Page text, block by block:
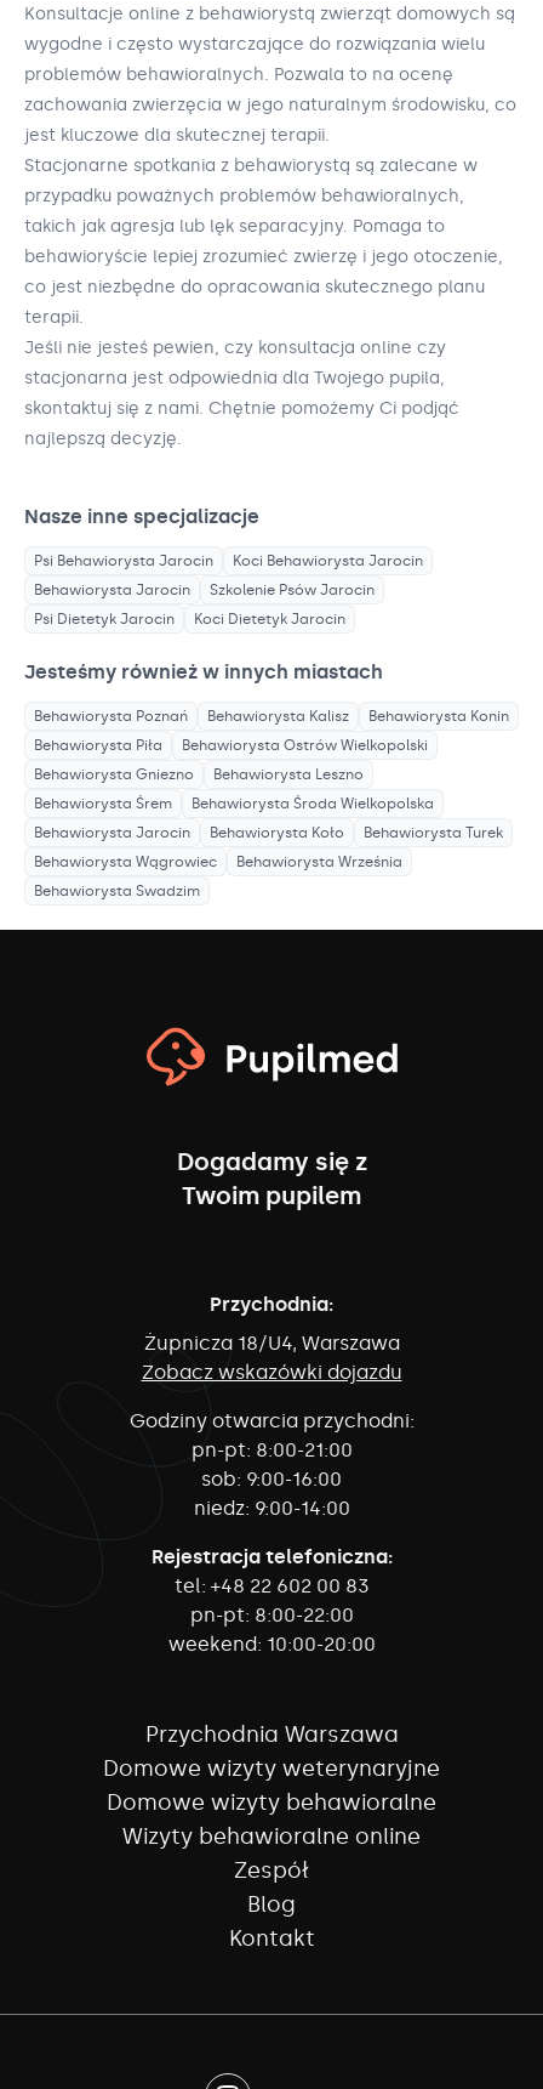
Konsultacje online z behawiorystą zwierząt domowych są
wygodne i często wystarczające do rozwiązania wielu
problemów behawioralnych. Pozwala to na ocenę
zachowania zwierzęcia w jego naturalnym środowisku, co
jest kluczowe dla skutecznej terapii.
Stacjonarne spotkania z behawiorystą są zalecane w
przypadku poważnych problemów behawioralnych,
takich jak agresja lub lęk separacyjny. Pomaga to
behawioryście lepiej zrozumieć zwierzę i jego otoczenie,
co jest niezbędne do opracowania skutecznego planu
terapii.
Jeśli nie jesteś pewien, czy konsultacja online czy
stacjonarna jest odpowiednia dla Twojego pupila,
skontaktuj się z nami. Chętnie pomożemy Ci podjąć
najlepszą decyzję.
Nasze inne specjalizacje
Psi Behawiorysta Jarocin Koci Behawiorysta Jarocin
Behawiorysta Jarocin Szkolenie Psów Jarocin
Psi Dietetyk Jarocin Koci Dietetyk Jarocin
Jesteśmy również w innych miastach
Behawiorysta Poznań Behawiorysta Kalisz Behawiorysta Konin
Behawiorysta Piła Behawiorysta Ostrów Wielkopolski
Behawiorysta Gniezno Behawiorysta Leszno
Behawiorysta Śrem Behawiorysta Środa Wielkopolska
Behawiorysta Jarocin Behawiorysta Koło Behawiorysta Turek
Behawiorysta Wągrowiec Behawiorysta Września
Behawiorysta Swadzim
Dogadamy się z
Twoim pupilem
Przychodnia:
Żupnicza 18/U4, Warszawa
Zobacz wskazówki dojazdu
Godziny otwarcia przychodni:
pn-pt: 8:00-21:00
sob: 9:00-16:00
niedz: 9:00-14:00
Rejestracja telefoniczna:
tel: +48 22 602 00 83
pn-pt: 8:00-22:00
weekend: 10:00-20:00
Przychodnia Warszawa
Domowe wizyty weterynaryjne
Domowe wizyty behawioralne
Wizyty behawioralne online
Zespół
Blog
Kontakt